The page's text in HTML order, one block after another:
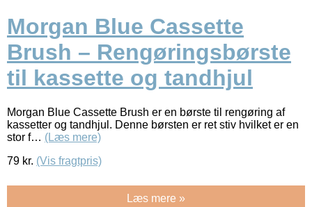
Morgan Blue Cassette
Brush – Rengøringsbørste
til kassette og tandhjul
Morgan Blue Cassette Brush er en børste til rengøring af
kassetter og tandhjul. Denne børsten er ret stiv hvilket er en
stor f… (Læs mere)
79 kr. (Vis fragtpris)
Læs mere »